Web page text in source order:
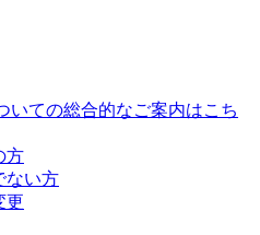
いての総合的なご案内はこち
方
ない方
更